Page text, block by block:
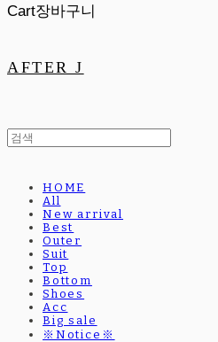
Cart장바구니
AFTER J
HOME
All
New arrival
Best
Outer
Suit
Top
Bottom
Shoes
Acc
Big sale
※Notice※